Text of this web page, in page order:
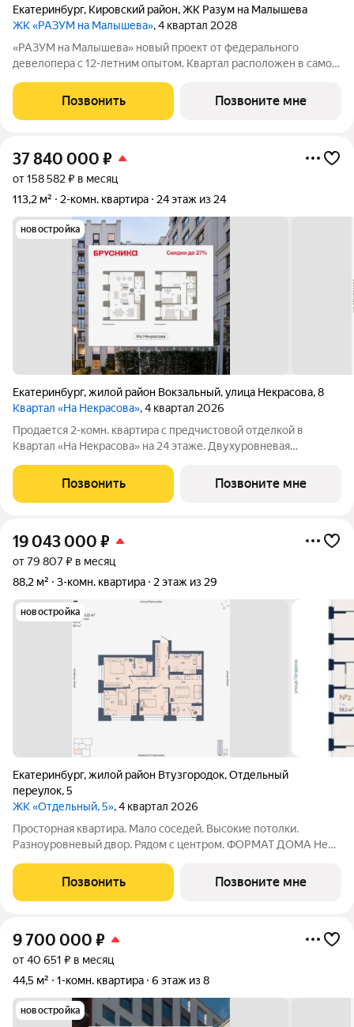
Екатеринбург, Кировский район,ЖК Разум на Малышева
ЖК «РАЗУМ на Малышева», 4 квартал 2028
«РАЗУМ на Малышева» новый проект от федерального
девелопера с 12-летним опытом. Квартал расположен в самом
доступности: 8 детских садов; 7 школ; прогулочные зоны и
парки; магазины; учреждения
Позвонить Позвоните мне
37 840 000 ₽
от 158 582 ₽ в месяц
113,2 м²
2-комн. квартира 24 этаж из 24
новостройка
Екатеринбург,жилой район Вокзальный,улица Некрасова,8
Квартал «На Некрасова», 4 квартал 2026
Продается 2-комн. квартира с предчистовой отделкой в
Квартал «На Некрасова» на 24 этаже. Двухуровневая
пространства. Общая площадь: 113.2 кв.м., жилая: 24.5 кв.м.,
площадь просторной
Позвонить Позвоните мне
19 043 000 ₽
от 79 807 ₽ в месяц
88,2 м²
3-комн. квартира 2 этаж из 29
новостройка
Екатеринбург,жилой район Втузгородок,Отдельный
переулок,5
ЖК «Отдельный, 5», 4 квартал 2026
Просторная квартира. Мало соседей. Высокие потолки.
Разноуровневый двор. Рядом с центром. ФОРМАТ ДОМА Не
квартиры Принципиальное отсутствие студий Лобби с
рецепцией безопасность и удобство
Позвонить Позвоните мне
9 700 000 ₽
от 40 651 ₽ в месяц
44,5 м²
1-комн. квартира 6 этаж из 8
новостройка